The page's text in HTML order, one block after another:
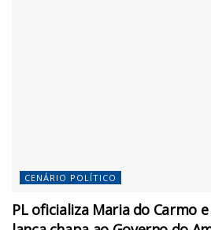
CENÁRIO POLÍTICO
PL oficializa Maria do Carmo